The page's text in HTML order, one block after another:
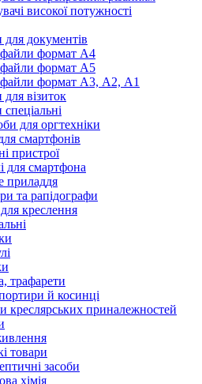
високої потужності
документів
файли формат А4
файли формат А5
файли формат А3, А2, А1
візиток
для оргтехніки
смартфонів
пристрої
для смартфона
приладдя
та рапідографи
креслення
трафарети
й косинці
креслярських приналежностей
товари
засоби
хімія